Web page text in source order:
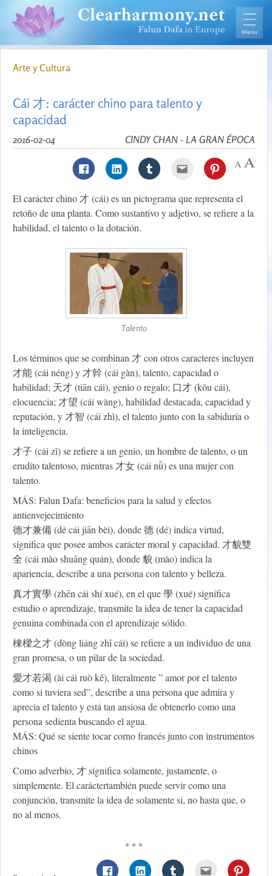
Arte y Cultura
Cái 才: carácter chino para talento y
capacidad
CINDY CHAN - LA GRAN ÉPOCA
2016-02-04
El carácter chino 才 (cái) es un pictograma que representa el
retoño de una planta. Como sustantivo y adjetivo, se refiere a la
habilidad, el talento o la dotación.
Talento
Los términos que se combinan 才 con otros caracteres incluyen
才能 (cái néng) y 才幹 (cái gàn), talento, capacidad o
habilidad; 天才 (tiān cái), genio o regalo; 口才 (kǒu cái),
elocuencia; 才望 (cái wàng), habilidad destacada, capacidad y
reputación, y 才智 (cái zhì), el talento junto con la sabiduría o
la inteligencia.
才子 (cái zǐ) se refiere a un genio, un hombre de talento, o un
erudito talentoso, mientras 才女 (cái nǚ) es una mujer con
talento.
MÁS: Falun Dafa: beneficios para la salud y efectos
antienvejecimiento
德才兼備 (dé cái jiān bèi), donde 德 (dé) indica virtud,
significa que posee ambos carácter moral y capacidad. 才貌雙
全 (cái mào shuāng quán), donde 貌 (mào) indica la
apariencia, describe a una persona con talento y belleza.
真才實學 (zhēn cái shí xué), en el que 學 (xué) significa
estudio o aprendizaje, transmite la idea de tener la capacidad
genuina combinada con el aprendizaje sólido.
棟樑之才 (dòng liáng zhī cái) se refiere a un individuo de una
gran promesa, o un pilar de la sociedad.
愛才若渴 (ài cái ruò kě), literalmente ” amor por el talento
como si tuviera sed”, describe a una persona que admira y
aprecia el talento y está tan ansiosa de obtenerlo como una
persona sedienta buscando el agua.
MÁS: Qué se siente tocar corno francés junto con instrumentos
chinos
Como adverbio, 才 significa solamente, justamente, o
simplemente. El caráctertambién puede servir como una
conjunción, transmite la idea de solamente si, no hasta que, o
no al menos.
* * *